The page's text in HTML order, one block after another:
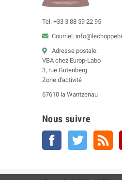
Tel: +33 3 88 59 22 95
Courriel:
Adresse postale:
VBA chez Europ-Labo
3, rue Gutenberg
Zone d'activité
67610 la Wantzenau
Nous suivre
Facebook Twitter